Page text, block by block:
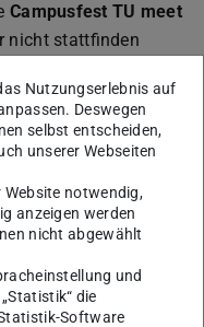
Campusfest TU meet
nicht stattfinden
finanziellen
mit dem
verfügbaren Mittel
in der gewohnten
Nach
Abwägung aller
das Fest in
Nutzungserlebnis auf
Deswegen
selbst entscheiden,
unserer Webseiten
Website notwendig,
anzeigen werden
nicht abgewählt
und
die
Software